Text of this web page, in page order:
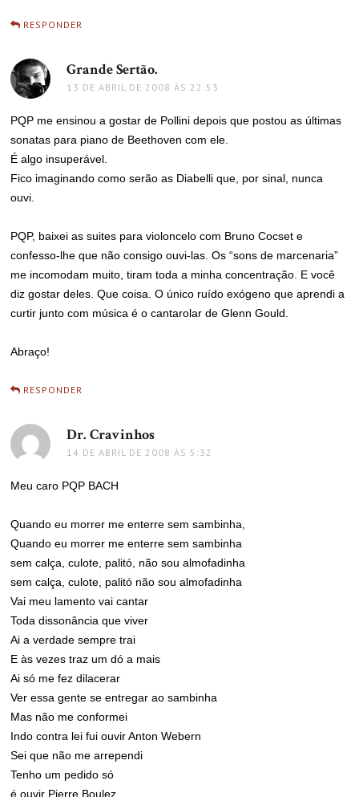
RESPONDER
Grande Sertão.
13 DE ABRIL DE 2008 ÀS 22:53
PQP me ensinou a gostar de Pollini depois que postou as últimas
sonatas para piano de Beethoven com ele.
É algo insuperável.
Fico imaginando como serão as Diabelli que, por sinal, nunca
ouvi.
PQP, baixei as suites para violoncelo com Bruno Cocset e
confesso-lhe que não consigo ouvi-las. Os “sons de marcenaria”
me incomodam muito, tiram toda a minha concentração. E você
diz gostar deles. Que coisa. O único ruído exógeno que aprendi a
curtir junto com música é o cantarolar de Glenn Gould.
Abraço!
RESPONDER
Dr. Cravinhos
14 DE ABRIL DE 2008 ÀS 5:32
Meu caro PQP BACH
Quando eu morrer me enterre sem sambinha,
Quando eu morrer me enterre sem sambinha
sem calça, culote, palitó, não sou almofadinha
sem calça, culote, palitó não sou almofadinha
Vai meu lamento vai cantar
Toda dissonância que viver
Ai a verdade sempre trai
E às vezes traz um dó a mais
Ai só me fez dilacerar
Ver essa gente se entregar ao sambinha
Mas não me conformei
Indo contra lei fui ouvir Anton Webern
Sei que não me arrependi
Tenho um pedido só
é ouvir Pierre Boulez